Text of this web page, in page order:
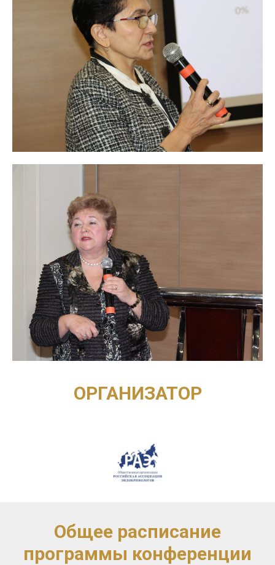
ОРГАНИЗАТОР
Общее расписание
программы конференции